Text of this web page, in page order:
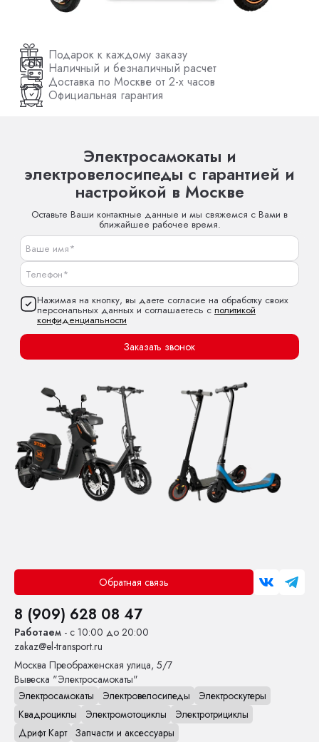
Подарок к каждому заказу
Наличный и безналичный расчет
Доставка по Москве от 2-х часов
Официальная гарантия
Электросамокаты и
электровелосипеды с гарантией и
настройкой в Москве
Оставьте Ваши контактные данные и мы свяжемся с Вами в
ближайшее рабочее время.
Нажимая на кнопку, вы даете согласие на обработку своих
персональных данных и соглашаетесь с политикой
конфиденциальности
Заказать звонок
Обратная связь
8 (909) 628 08 47
Работаем - с 10:00 до 20:00
zakaz@el-transport.ru
Москва Преображенская улица, 5/7
Вывеска "Электросамокаты"
Электросамокаты
Электровелосипеды
Электроскутеры
Квадроциклы
Электромотоциклы
Электротрициклы
Дрифт Карт Запчасти и аксессуары